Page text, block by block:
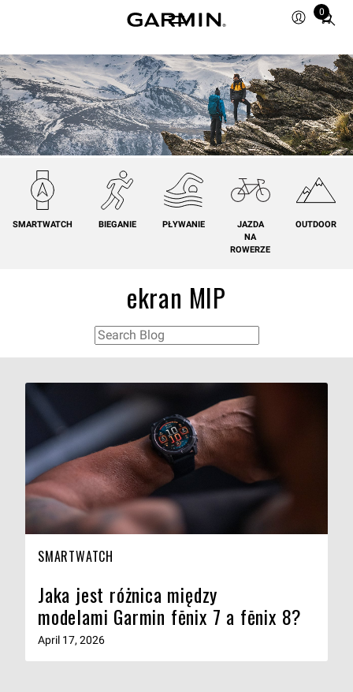
0
Total
in
cart:
0
SMARTWATCH BIEGANIE PŁYWANIE
JAZDA
NA
ROWERZE
OUTDOOR
ekran MIP
SMARTWATCH
Jaka jest różnica między
modelami Garmin fēnix 7 a fēnix 8?
April 17, 2026